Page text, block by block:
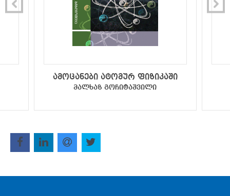
ამოცანები ატომურ ფიზიკაში
მალხაზ გოჩიტაშვილი